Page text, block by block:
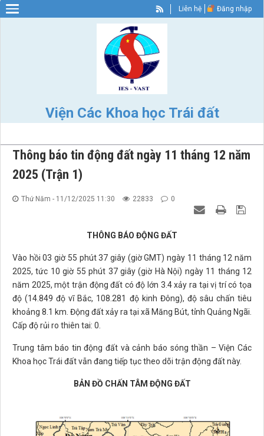
Warning: Constant WP_SITEURL already defined in
/home/nhigvyzu/ies.vast.gov/wp-config.php
Viện Các Khoa học Trái đất
Liên hệ Đăng nhập
Thông báo tin động đất ngày 11 tháng 12 năm
2025 (Trận 1)
Thứ Năm - 11/12/2025 11:30 22833 0
THÔNG BÁO ĐỘNG ĐẤT
Vào hồi 03 giờ 55 phút 37 giây (giờ GMT) ngày 11 tháng 12 năm
2025, tức 10 giờ 55 phút 37 giây (giờ Hà Nội) ngày 11 tháng 12
năm 2025, một trận động đất có độ lớn 3.4 xảy ra tại vị trí có tọa
độ (14.849 độ vĩ Bắc, 108.281 độ kinh Đông), độ sâu chấn tiêu
khoảng 8.1 km. Động đất xảy ra tại xã Măng Bút, tỉnh Quảng Ngãi.
Cấp độ rủi ro thiên tai: 0.
Trung tâm báo tin động đất và cảnh báo sóng thần – Viện Các
Khoa học Trái đất vẫn đang tiếp tục theo dõi trận động đất này.
BẢN ĐỒ CHẤN TÂM ĐỘNG ĐẤT